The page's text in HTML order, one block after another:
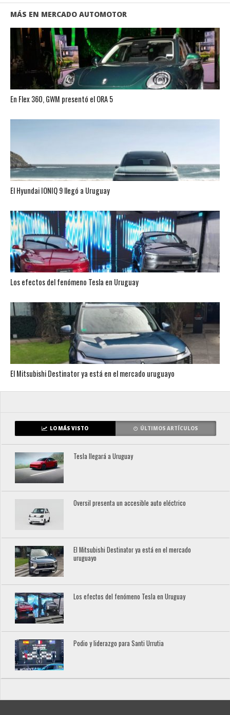
MÁS EN MERCADO AUTOMOTOR
En Flex 360, GWM presentó el ORA 5
El Hyundai IONIQ 9 llegó a Uruguay
Los efectos del fenómeno Tesla en Uruguay
El Mitsubishi Destinator ya está en el mercado uruguayo
LO MÁS VISTO ÚLTIMOS ARTÍCULOS
Tesla llegará a Uruguay
Oversil presenta un accesible auto eléctrico
El Mitsubishi Destinator ya está en el mercado
uruguayo
Los efectos del fenómeno Tesla en Uruguay
Podio y liderazgo para Santi Urrutia